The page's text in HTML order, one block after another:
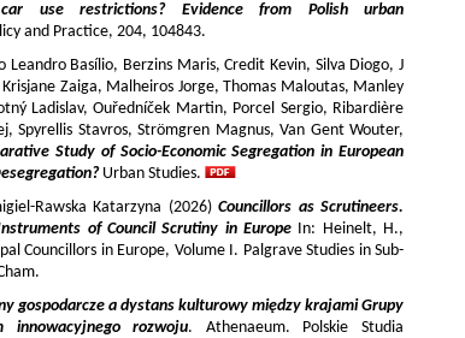
use restrictions? Evidence from Polish urban
and Practice, 204, 104843.
Basílio, Berzins Maris, Credit Kevin, Silva Diogo, J
Zaiga, Malheiros Jorge, Thomas Maloutas, Manley
Ladislav, Ouředníček Martin, Porcel Sergio, Ribardière
Spyrellis Stavros, Strömgren Magnus, Van Gent Wouter,
Study of Socio-Economic Segregation in European
Urban Studies.
Rawska Katarzyna (2026) Councillors as Scrutineers.
of Council Scrutiny in EuropeIn: Heinelt, H.,
Councillors in Europe, Volume I. Palgrave Studies in Sub-
gospodarcze a dystans kulturowy między krajami Grupy
innowacyjnego rozwoju. Athenaeum. Polskie Studia